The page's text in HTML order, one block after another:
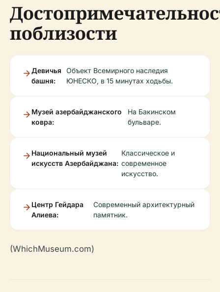
поблизости
Девичья
башня:
Объект Всемирного наследия
ЮНЕСКО, в 15 минутах ходьбы.
Музей азербайджанского
ковра:
На Бакинском
бульваре.
Национальный музей
искусств Азербайджана:
Классическое и
современное
искусство.
Центр Гейдара
Алиева:
Современный архитектурный
памятник.
(WhichMuseum.com)